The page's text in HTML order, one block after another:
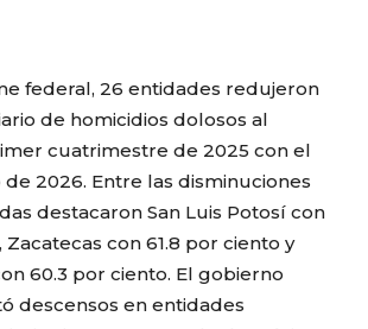
federal, 26 entidades redujeron
de homicidios dolosos al
cuatrimestre de 2025 con el
2026. Entre las disminuciones
destacaron San Luis Potosí con
con 61.8 por ciento y
60.3 por ciento. El gobierno
descensos en entidades